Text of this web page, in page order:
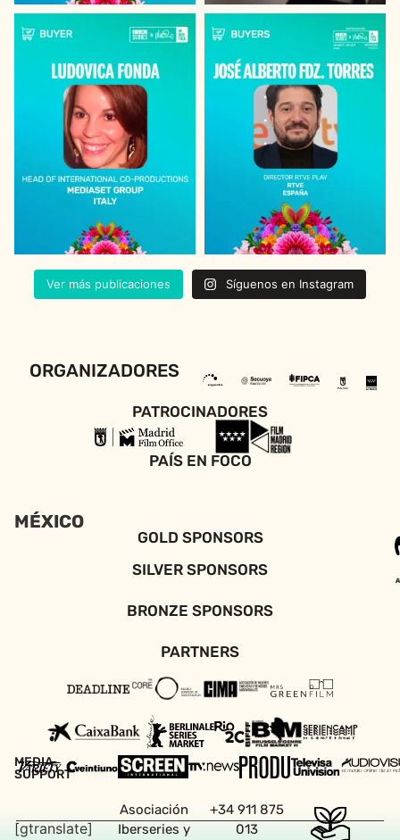
Ver más publicaciones Síguenos en Instagram
ORGANIZADORES
PATROCINADORES
PAÍS EN FOCO
MÉXICO
GOLD SPONSORS
SILVER SPONSORS
BRONZE SPONSORS
PARTNERS
MEDIA
SUPPORT
[gtranslate]
Asociación
Iberseries y
+34 911 875
013